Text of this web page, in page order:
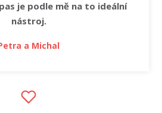
je podle mě na to ideální
nástroj.
a Michal